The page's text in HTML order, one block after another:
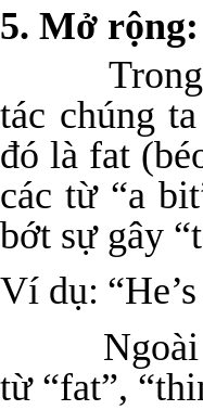
5. Mở
Trong
tác chúng
đó là fat
các từ “a
bớt sự gây
Ví dụ:
Ngoài ra
từ “fat”,